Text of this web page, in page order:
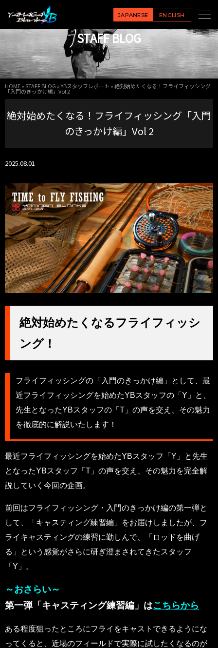
JAPANESE ENGLISH
STAFF BLOG
HOME»STAFF BLOG »YBスタッフレポート »絶対始めたくなる！フライフィッシング
「入門のきっかけ編」Vol 2
絶対始めたくなる！フライフィッシング「入門
のきっかけ編」Vol 2
2025.08.01
絶対始めたくなるフライフィッシ
ング！
フライフィッシングの「入門のきっかけ編」として、最
近フライフィッシングを始めたYBスタッフの「Y」と、
先生となったYBスタッフの「T」の声を交え、その魅力
を徹底的に解説いたします！
最近フライフィッシングを始めたYBスタッフ「Y」と先生
となったYBスタッフ「T」の声を交え、その魅力を完全解
説していく今回の企画。
前回はフライフィッシング・入門のきっかけ編の第一弾と
して、「キャスティング練習編」をお届けしましたが、フ
ライキャスティングの練習に勤しんで、「ロッドを曲げ
る」という感覚がさらに研ぎ澄まされてきたスタッフ
「Y」。
～おさらい～
第一弾「キャスティング練習編」はこちらから
ある程度狙ったところにフライをキャストできるようにな
ってくると、近場のフィールドで実際に試したくなるのが